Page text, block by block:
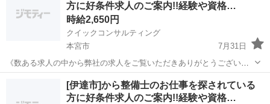
けしてみたい方やどんな求...方に好条件求人のご案内!!経験や資格…
時給2,650円
クイックコンサルティング
本宮市
7月31日
《数ある求人の中から弊社の求人をご覧いただきありがとうございま
す!!》 全国に様々な求人を5万件以上取り扱っておりご希望条件やご状
況に応じてマッチしそうな求人をご案内いたします!! 応募前に相談だ
けしてみたい方やどんな求...
工場
[伊達市]から整備士のお仕事を探されている
方に好条件求人のご案内!!経験や資格…